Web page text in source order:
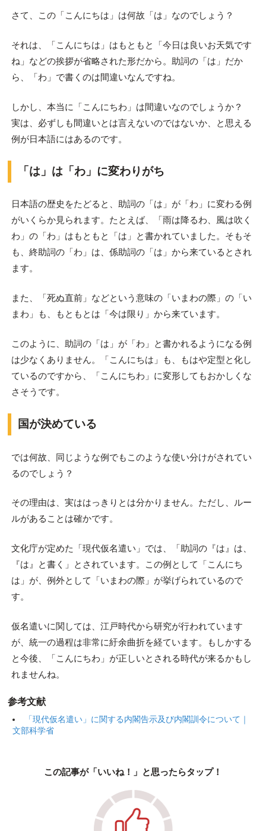
さて、この「こんにちは」は何故「は」なのでしょう？
それは、「こんにちは」はもともと「今日は良いお天気です
ね」などの挨拶が省略された形だから。助詞の「は」だか
ら、「わ」で書くのは間違いなんですね。
しかし、本当に「こんにちわ」は間違いなのでしょうか？
実は、必ずしも間違いとは言えないのではないか、と思える
例が日本語にはあるのです。
「は」は「わ」に変わりがち
日本語の歴史をたどると、助詞の「は」が「わ」に変わる例
がいくらか見られます。たとえば、「雨は降るわ、風は吹く
わ」の「わ」はもともと「は」と書かれていました。そもそ
も、終助詞の「わ」は、係助詞の「は」から来ているとされ
ます。
また、「死ぬ直前」などという意味の「いまわの際」の「い
まわ」も、もともとは「今は限り」から来ています。
このように、助詞の「は」が「わ」と書かれるようになる例
は少なくありません。「こんにちは」も、もはや定型と化し
ているのですから、「こんにちわ」に変形してもおかしくな
さそうです。
国が決めている
では何故、同じような例でもこのような使い分けがされてい
るのでしょう？
その理由は、実ははっきりとは分かりません。ただし、ルー
ルがあることは確かです。
文化庁が定めた「現代仮名遣い」では、「助詞の『は』は、
『は』と書く」とされています。この例として「こんにち
は」が、例外として「いまわの際」が挙げられているので
す。
仮名遣いに関しては、江戸時代から研究が行われています
が、統一の過程は非常に紆余曲折を経ています。もしかする
と今後、「こんにちわ」が正しいとされる時代が来るかもし
れませんね。
参考文献
「現代仮名遣い」に関する内閣告示及び内閣訓令について｜
文部科学省
この記事が「いいね！」と思ったらタップ！